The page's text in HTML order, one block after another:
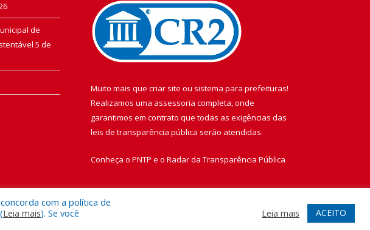
de
5 de
Muito mais que criar site ou sistema para prefeituras!
Realizamos uma assessoria completa, onde
garantimos em contrato que todas as exigências das
leis de transparência pública serão atendidas.
Conheça o PNTP e o Radar da Transparência Pública
com a política de
Leia mais). Se você
Leia mais ACEITO